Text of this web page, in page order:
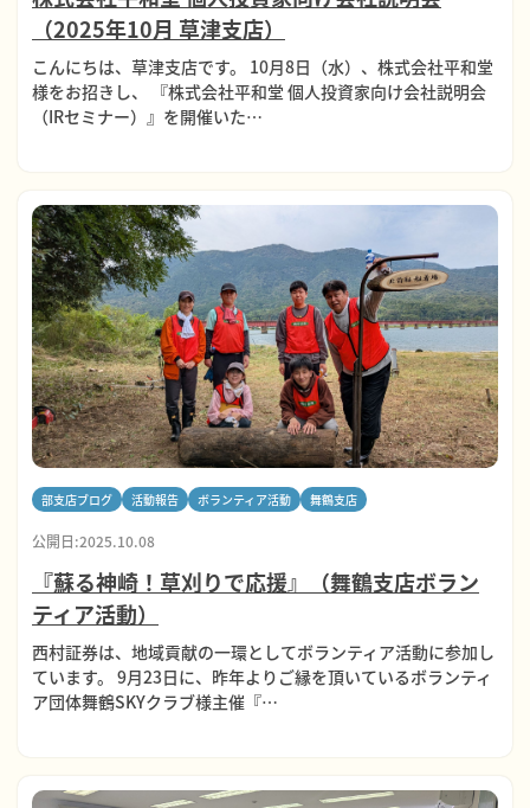
（2025年10月 草津支店）
こんにちは、草津支店です。 10月8日（水）、株式会社平和堂
様をお招きし、 『株式会社平和堂 個人投資家向け会社説明会
（IRセミナー）』を開催いた…
部支店ブログ 活動報告 ボランティア活動 舞鶴支店
公開日:2025.10.08
『蘇る神崎！草刈りで応援』（舞鶴支店ボラン
ティア活動）
西村証券は、地域貢献の一環としてボランティア活動に参加し
ています。 9月23日に、昨年よりご縁を頂いているボランティ
ア団体舞鶴SKYクラブ様主催『…